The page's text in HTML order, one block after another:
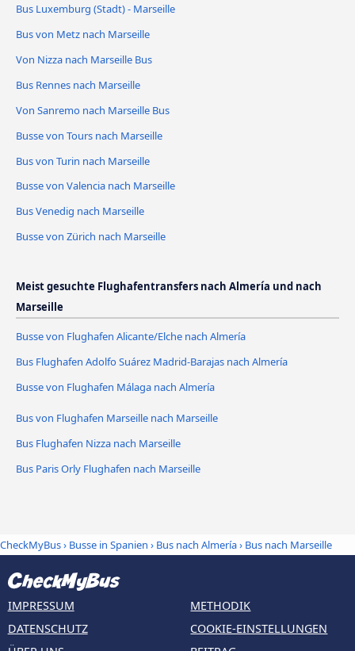
Bus Luxemburg (Stadt) - Marseille
Bus von Metz nach Marseille
Von Nizza nach Marseille Bus
Bus Rennes nach Marseille
Von Sanremo nach Marseille Bus
Busse von Tours nach Marseille
Bus von Turin nach Marseille
Busse von Valencia nach Marseille
Bus Venedig nach Marseille
Busse von Zürich nach Marseille
Meist gesuchte Flughafentransfers nach Almería und nach
Marseille
Busse von Flughafen Alicante/Elche nach Almería
Bus Flughafen Adolfo Suárez Madrid-Barajas nach Almería
Busse von Flughafen Málaga nach Almería
Bus von Flughafen Marseille nach Marseille
Bus Flughafen Nizza nach Marseille
Bus Paris Orly Flughafen nach Marseille
CheckMyBus› Busse in Spanien › Bus nach Almería› Bus nach Marseille
IMPRESSUM
DATENSCHUTZ
METHODIK
COOKIE-EINSTELLUNGEN